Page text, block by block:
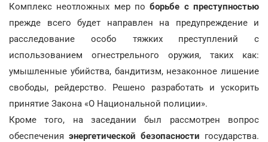
Комплекс неотложных мер по борьбе с преступностью
прежде всего будет направлен на предупреждение и
расследование особо тяжких преступлений с
использованием огнестрельного оружия, таких как:
умышленные убийства, бандитизм, незаконное лишение
свободы, рейдерство. Решено разработать и ускорить
принятие Закона «О Национальной полиции».
Кроме того, на заседании был рассмотрен вопрос
обеспечения энергетической безопасности государства.